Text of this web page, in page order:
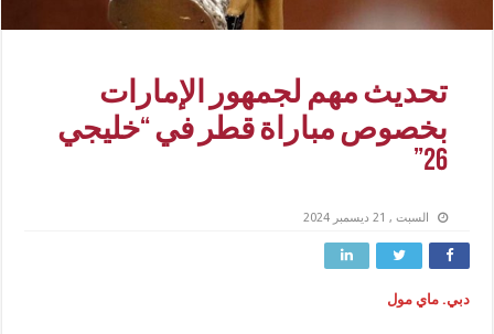
تحديث مهم لجمهور الإمارات
بخصوص مباراة قطر في “خليجي
26”
السبت , 21 ديسمبر 2024
دبي. ماي مول